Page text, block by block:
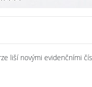
liší novými evidenčními